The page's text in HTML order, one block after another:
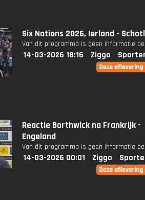
Six Nations 2026, Ierland -
Van dit programma is geen informatie
14-03-2026 18:16 Ziggo
Reactie Borthwick na Frankrijk -
Engeland
Van dit programma is geen informatie
14-03-2026 00:01 Ziggo